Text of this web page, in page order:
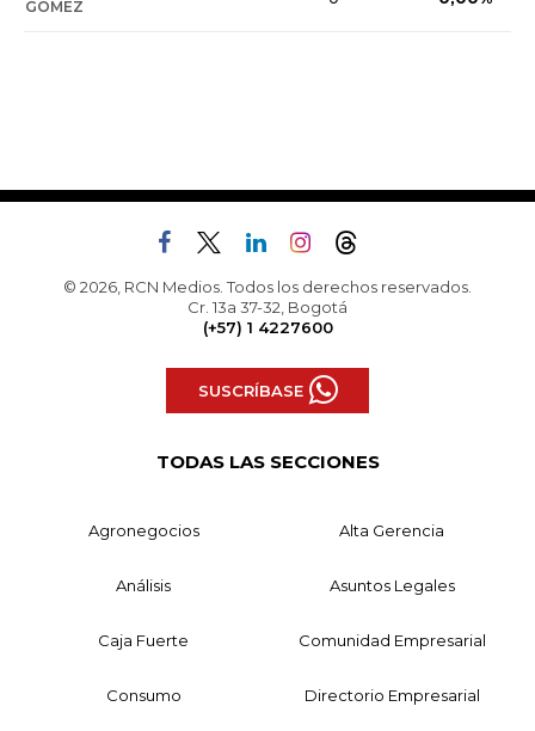
GOMEZ
© 2026, RCN Medios. Todos los derechos reservados.
Cr. 13a 37-32, Bogotá
(+57) 1 4227600
SUSCRÍBASE
TODAS LAS SECCIONES
Agronegocios Alta Gerencia
Análisis Asuntos Legales
Caja Fuerte Comunidad Empresarial
Consumo Directorio Empresarial